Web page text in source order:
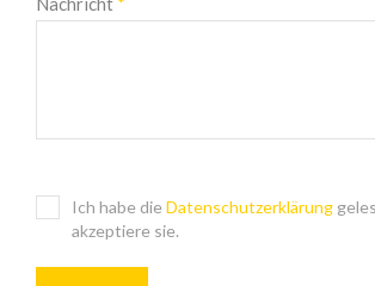
Ich habe die Datenschutzerklärung
akzeptiere sie.